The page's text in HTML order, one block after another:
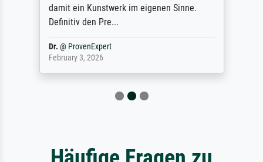
damit ein Kunstwerk im eigenen Sinne.
Definitiv den Pre...
Dr. @ ProvenExpert
February 3, 2026